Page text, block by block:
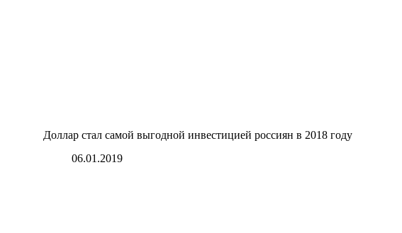
Доллар стал самой выгодной инвестицией россиян в 2018 году
06.01.2019